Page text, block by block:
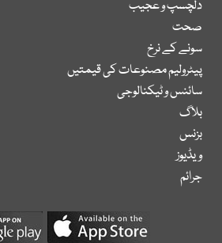
دلچسپ و عجیب
صحت
سونے کے نرخ
پیٹرولیم مصنوعات کی قیمتیں
سائنس و ٹیکنالوجی
بلاگ
بزنس
ویڈیوز
جرائم